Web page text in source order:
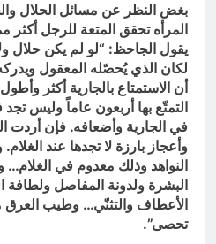
بغض النظر عن مسائل الحلال
المرأه تحقق المتعة للرجل أكثر
يقول الجاحظ: “لو لم يكن حلال
لكان الذي يُحصّله المعقول
أن الاستمتاع بالجارية أكثر
التمتّع بها أربعون عاماً وليس
في الجارية وأضعافه‏.‏ فإن أردت
وأعجاز بارزة لا تجدها عند
النواهد وذلك معدوم في
البشرة ولدونة المفاصل ولطافة
الأعطاف والتثنّي… وطيب العرق
تحصى”.